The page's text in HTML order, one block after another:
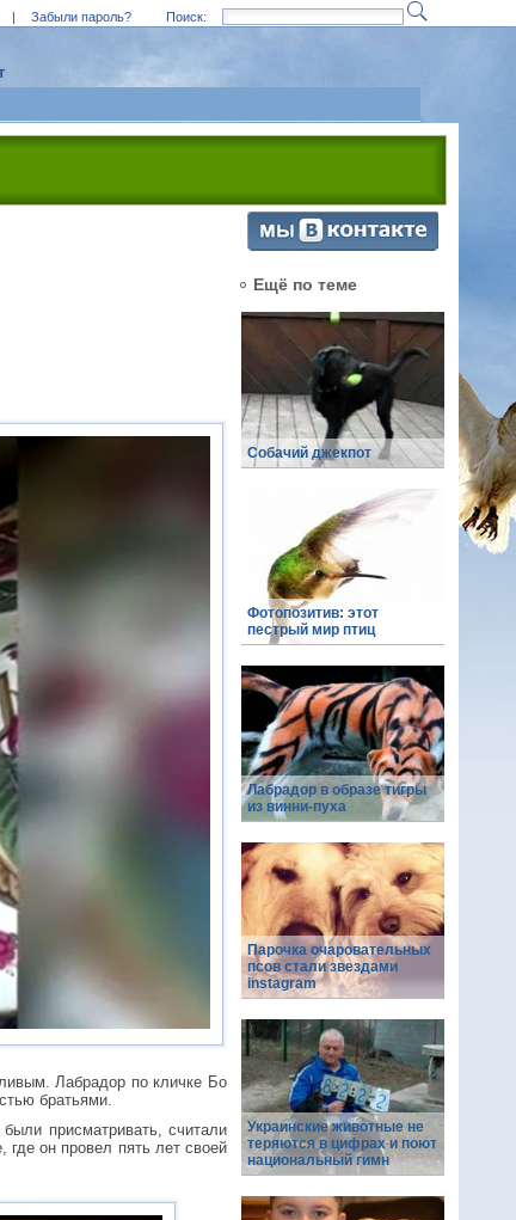
| Забыли пароль? Поиск:
Лабрадор по кличке Бо
братьями.
присматривать, считали
он провел пять лет своей
Ещё по теме
Собачий джекпот
Фотопозитив: этот
пестрый мир птиц
Лабрадор в образе тигры
из винни-пуха
Парочка очаровательных
псов стали звездами
instagram
Украинские животные не
теряются в цифрах и поют
национальный гимн